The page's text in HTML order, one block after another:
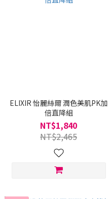
ELIXIR 怡麗絲爾 潤色美肌PK加
倍直降組
NT$1,840
NT$2,465